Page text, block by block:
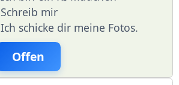
Schreib mir
Ich schicke dir meine Fotos.
Offen